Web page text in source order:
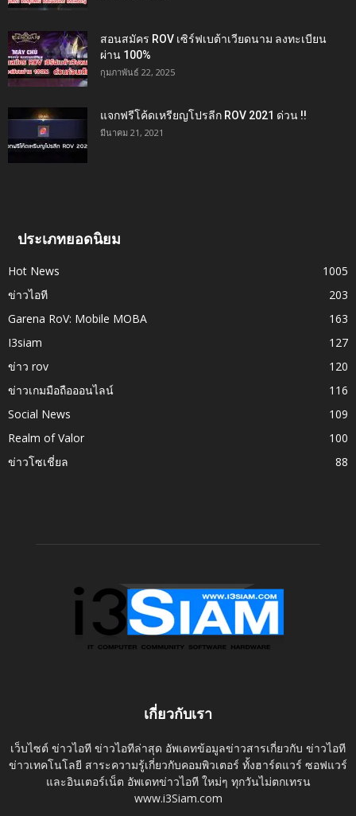
สอนสมัคร ROV เซิร์ฟเบต้าเวียดนาม ลงทะเบียน
ผ่าน 100%
กุมภาพันธ์ 22, 2025
แจกฟรีโค้ดเหรียญโปรลีก ROV 2021 ด่วน !!
มีนาคม 21, 2021
ประเภทยอดนิยม
Hot News
1005
ข่าวไอที
203
Garena RoV: Mobile MOBA
163
I3siam
127
ข่าว rov
120
ข่าวเกมมือถือออนไลน์
116
Social News
109
Realm of Valor
100
ข่าวโซเชี่ยล
88
เกี่ยวกับเรา
เว็บไซต์ ข่าวไอที ข่าวไอทีล่าสุด อัพเดทข้อมูลข่าวสารเกี่ยวกับ ข่าวไอที
ข่าวเทคโนโลยี สาระความรู้เกี่ยวกับคอมพิวเตอร์ ทั้งฮาร์ดแวร์ ซอฟแวร์
และอินเตอร์เน็ต อัพเดทข่าวไอที ใหม่ๆ ทุกวันไม่ตกเทรน
www.i3Siam.com